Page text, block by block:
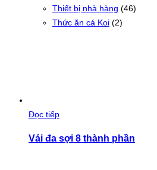
Thiết bị nhà hàng (46)
Thức ăn cá Koi (2)
Đọc tiếp
Vải đa sợi 8 thành phần